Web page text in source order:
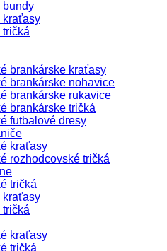
bundy
kraťasy
tričká
brankárske kraťasy
brankárske nohavice
brankárske rukavice
brankárske tričká
futbalové dresy
kraťasy
rozhodcovské tričká
tričká
kraťasy
tričká
kraťasy
tričká